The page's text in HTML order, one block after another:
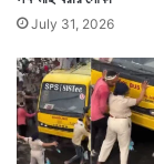
July 31, 2026